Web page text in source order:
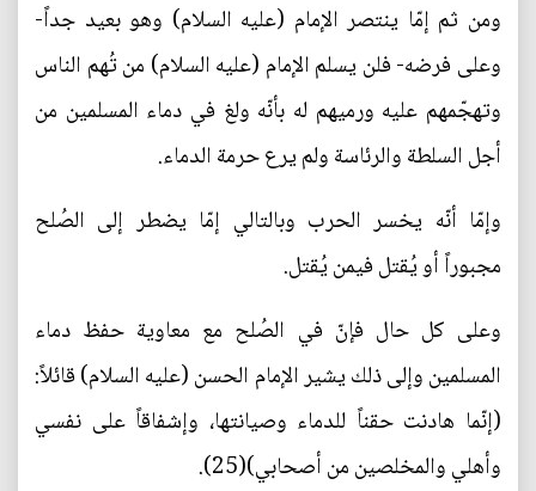
ومن ثم إمّا ينتصر الإمام (عليه السلام) وهو بعيد جداً-
وعلى فرضه- فلن يسلم الإمام (عليه السلام) من تُهم الناس
وتهجّمهم عليه ورميهم له بأنّه ولغ في دماء المسلمين من
أجل السلطة والرئاسة ولم يرع حرمة الدماء.
وإمّا أنّه يخسر الحرب وبالتالي إمّا يضطر إلى الصُلح
مجبوراً أو يُقتل فيمن يُقتل.
وعلى كل حال فإنّ في الصُلح مع معاوية حفظ دماء
المسلمين وإلى ذلك يشير الإمام الحسن (عليه السلام) قائلاً:
(إنّما هادنت حقناً للدماء وصيانتها، وإشفاقاً على نفسي
وأهلي والمخلصين من أصحابي)(25).